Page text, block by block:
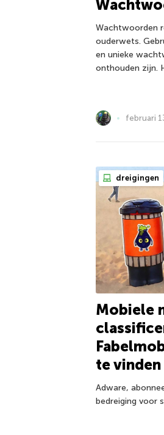
Wachtwoorden
ouderwets.
en unieke
onthouden zijn.
februari
dreigingen
Mobiele
te vinden
Adware,
bedreiging voor